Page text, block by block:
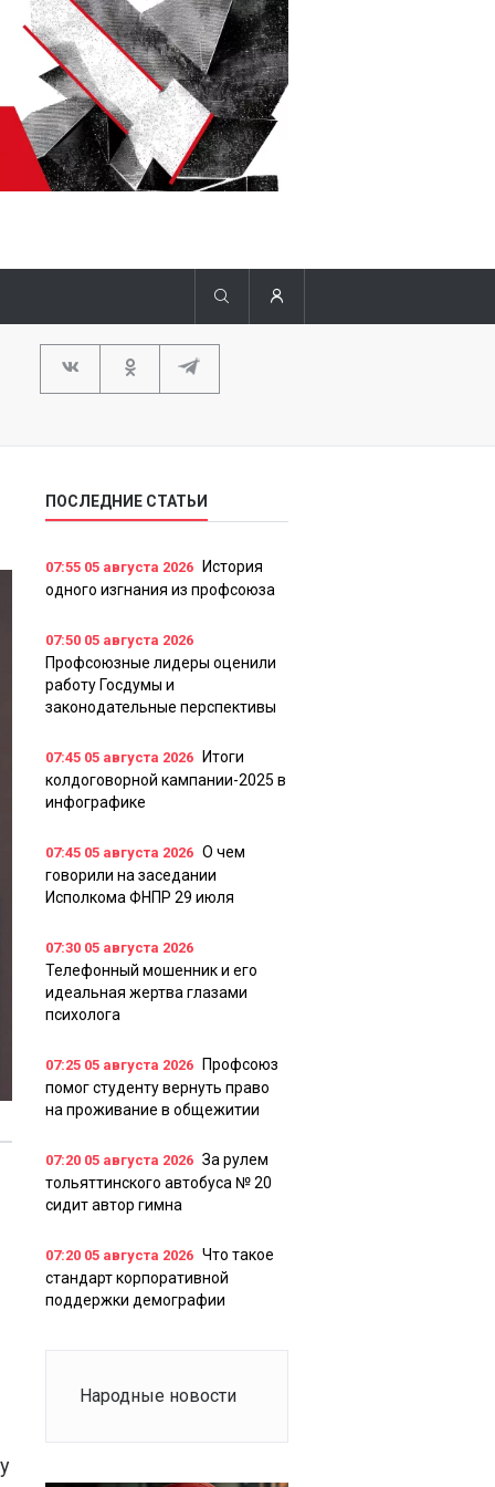
ПОСЛЕДНИЕ СТАТЬИ
07:55 05 августа 2026
История
одного изгнания из профсоюза
07:50 05 августа 2026
Профсоюзные лидеры оценили
работу Госдумы и
законодательные перспективы
07:45 05 августа 2026
Итоги
колдоговорной кампании-2025 в
инфографике
07:45 05 августа 2026 О чем
говорили на заседании
Исполкома ФНПР 29 июля
07:30 05 августа 2026
Телефонный мошенник и его
идеальная жертва глазами
психолога
07:25 05 августа 2026
Профсоюз
помог студенту вернуть право
на проживание в общежитии
07:20 05 августа 2026 За рулем
тольяттинского автобуса № 20
сидит автор гимна
07:20 05 августа 2026 Что такое
стандарт корпоративной
поддержки демографии
Народные новости